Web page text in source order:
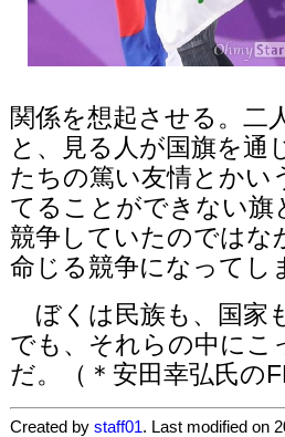
関係を想起させる。二
と、見る人が国旗を通
たちの篤い友情とかい
てることができない旗
競争していたのでは
命じる競争になってし
ぼくは民族も、国家
でも、それらの中にこ
だ。（＊安田幸弘氏の
Created bystaff01. Last modified on